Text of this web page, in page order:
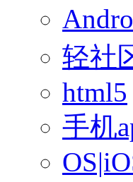
轻社
html5
手机